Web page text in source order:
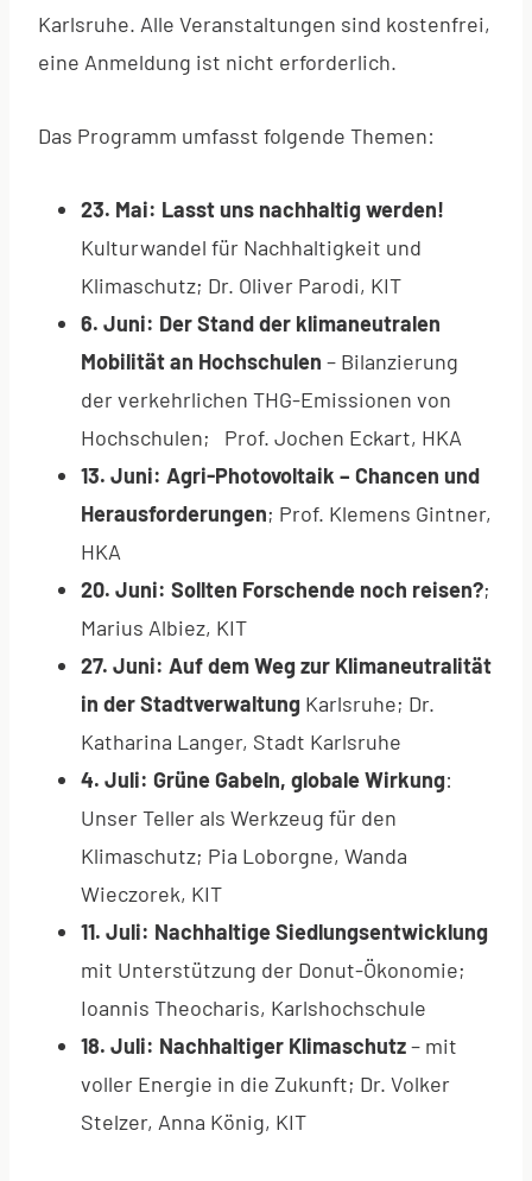
Karlsruhe. Alle Veranstaltungen sind kostenfrei,
eine Anmeldung ist nicht erforderlich.
Das Programm umfasst folgende Themen:
23. Mai: Lasst uns nachhaltig werden!
Kulturwandel für Nachhaltigkeit und
Klimaschutz; Dr. Oliver Parodi, KIT
6. Juni: Der Stand der klimaneutralen
Mobilität an Hochschulen – Bilanzierung
der verkehrlichen THG-Emissionen von
Hochschulen; Prof. Jochen Eckart, HKA
13. Juni: Agri-Photovoltaik – Chancen und
Herausforderungen; Prof. Klemens Gintner,
HKA
20. Juni: Sollten Forschende noch reisen?;
Marius Albiez, KIT
27. Juni: Auf dem Weg zur Klimaneutralität
in der Stadtverwaltung Karlsruhe; Dr.
Katharina Langer, Stadt Karlsruhe
4. Juli: Grüne Gabeln, globale Wirkung:
Unser Teller als Werkzeug für den
Klimaschutz; Pia Loborgne, Wanda
Wieczorek, KIT
11. Juli: Nachhaltige Siedlungsentwicklung
mit Unterstützung der Donut-Ökonomie;
Ioannis Theocharis, Karlshochschule
18. Juli: Nachhaltiger Klimaschutz– mit
voller Energie in die Zukunft; Dr. Volker
Stelzer, Anna König, KIT